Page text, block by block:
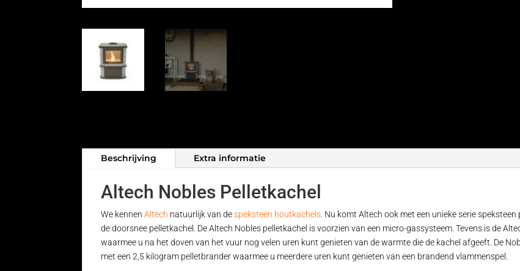
Beschrijving Extra informatie
Altech Nobles Pelletkachel
We kennenAltech natuurlijk van despeksteen houtkachels. Nu komt Altech ook met een unieke serie
de doorsnee pelletkachel. De Altech Nobles pelletkachel is voorzien van een micro-gassysteem. Tevens is de
waarmee u na het doven van het vuur nog velen uren kunt genieten van de warmte die de kachel afgeeft. De
met een 2,5 kilogram pelletbrander waarmee u meerdere uren kunt genieten van een brandend vlammenspel.